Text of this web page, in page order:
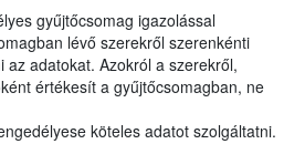
gyűjtőcsomag igazolással
lévő szerekről szerenkénti
az adatokat. Azokról a szerekről,
értékesít a gyűjtőcsomagban, ne
köteles adatot szolgáltatni.